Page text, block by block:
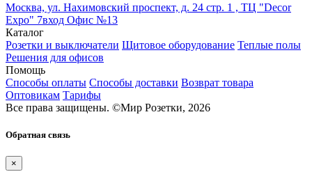
Москва, ул. Нахимовский проспект, д. 24 стр. 1 , ТЦ "Decor
Expo" 7вход Офис №13
Каталог
Розетки и выключатели Щитовое оборудование Теплые полы
Решения для офисов
Помощь
Способы оплаты Способы доставки Возврат товара
Оптовикам Тарифы
Все права защищены. ©Мир Розетки, 2026
Обратная связь
×